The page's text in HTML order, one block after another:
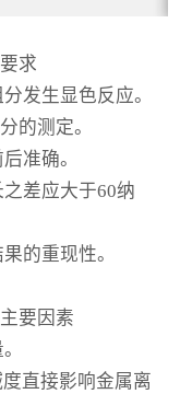
求
发生显色反应。
分的测定。
后准确。
差应大于60纳
的重现性。
要因素
直接影响金属离